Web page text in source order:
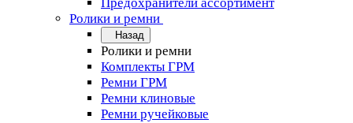
Ролики и ремни
Назад
Ролики и ремни
Комплекты ГРМ
Ремни ГРМ
Ремни клиновые
Ремни ручейковые